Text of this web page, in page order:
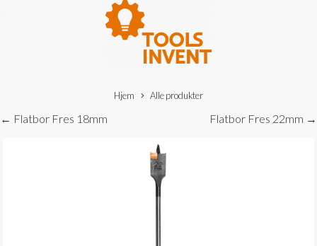
Hjem Alle produkter
Flatbor Fres 22mm →
← Flatbor Fres 18mm